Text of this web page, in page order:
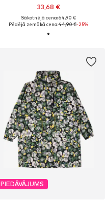
33,68 €
Sākotnējā cena: 64,90 €
Pēdējā zemākā cena:44,90 €-25%
PIEDĀVĀJUMS